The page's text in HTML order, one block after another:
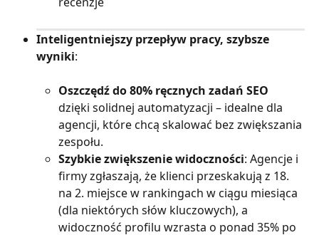
Inteligentniejszy przepływ pracy, szybsze
wyniki:
Oszczędź do 80% ręcznych zadań SEO
dzięki solidnej automatyzacji – idealne dla
agencji, które chcą skalować bez zwiększania
zespołu.
Szybkie zwiększenie widoczności: Agencje i
firmy zgłaszają, że klienci przeskakują z 18.
na 2. miejsce w rankingach w ciągu miesiąca
(dla niektórych słów kluczowych), a
widoczność profilu wzrasta o ponad 35% po